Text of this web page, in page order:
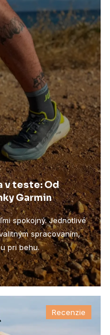
v teste: Od
Garmin
spokojný. Jednotlivé
spracovaním,
pri behu.
Recenzie